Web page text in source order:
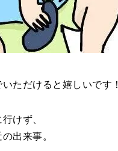
ただけると嬉しいです！
けず、
出来事。